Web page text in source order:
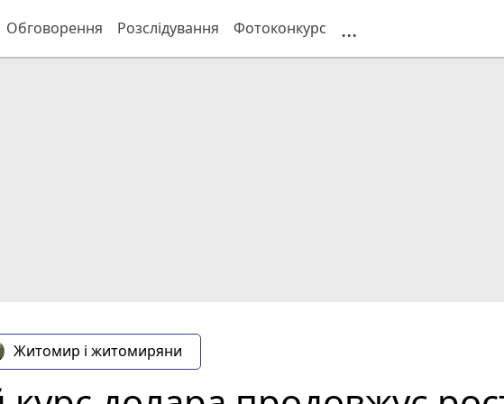
Обговорення Розслідування Фотоконкурс ...
Житомир і житомиряни